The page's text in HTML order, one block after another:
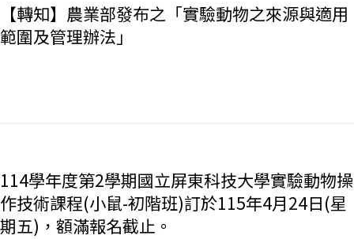
【轉知】農業部發布之「實驗動物之來源與適用
範圍及管理辦法」
114學年度第2學期國立屏東科技大學實驗動物操
作技術課程(小鼠-初階班)訂於115年4月24日(星
期五)，額滿報名截止。